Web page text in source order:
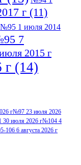
г (11)
№95 1 июля 2014
7
2015 г
г (14)
2012
3
июля
г№97 23 июля 2026
30 июля 2026 г№104 4
6 августа 2026 г